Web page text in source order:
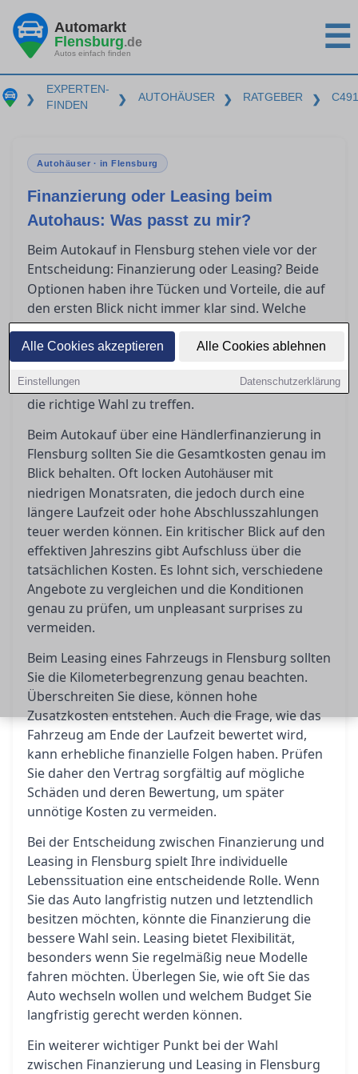
Alle Cookies akzeptieren Alle Cookies ablehnen
Einstellungen Datenschutzerklärung
Automarkt
Flensburg.de
Autos einfach finden ☰
❯
EXPERTEN-
FINDEN
❯ AUTOHÄUSER ❯ RATGEBER ❯
Autohäuser · in Flensburg
Finanzierung oder Leasing beim
Autohaus: Was passt zu mir?
Beim Autokauf in Flensburg stehen viele vor der
Entscheidung: Finanzierung oder Leasing? Beide
Optionen haben ihre Tücken und Vorteile, die auf
den ersten Blick nicht immer klar sind. Welche
Kosten wirklich auf Sie zukommen und welche
Lösung als Privatkunde am meisten Sinn macht,
erfahren Sie hier. Bevor Sie unterschreiben,
sollten Sie genau wissen, worauf es ankommt, um
die richtige Wahl zu treffen.
Beim Autokauf über eine Händlerfinanzierung in
Flensburg sollten Sie die Gesamtkosten genau im
Blick behalten. Oft locken Autohäuser mit
niedrigen Monatsraten, die jedoch durch eine
längere Laufzeit oder hohe Abschlusszahlungen
teuer werden können. Ein kritischer Blick auf den
effektiven Jahreszins gibt Aufschluss über die
tatsächlichen Kosten. Es lohnt sich, verschiedene
Angebote zu vergleichen und die Konditionen
genau zu prüfen, um unpleasant surprises zu
vermeiden.
Beim Leasing eines Fahrzeugs in Flensburg sollten
Sie die Kilometerbegrenzung genau beachten.
Überschreiten Sie diese, können hohe
Zusatzkosten entstehen. Auch die Frage, wie das
Fahrzeug am Ende der Laufzeit bewertet wird,
kann erhebliche finanzielle Folgen haben. Prüfen
Sie daher den Vertrag sorgfältig auf mögliche
Schäden und deren Bewertung, um später
unnötige Kosten zu vermeiden.
Bei der Entscheidung zwischen Finanzierung und
Leasing in Flensburg spielt Ihre individuelle
Lebenssituation eine entscheidende Rolle. Wenn
Sie das Auto langfristig nutzen und letztendlich
besitzen möchten, könnte die Finanzierung die
bessere Wahl sein. Leasing bietet Flexibilität,
besonders wenn Sie regelmäßig neue Modelle
fahren möchten. Überlegen Sie, wie oft Sie das
Auto wechseln wollen und welchem Budget Sie
langfristig gerecht werden können.
Ein weiterer wichtiger Punkt bei der Wahl
zwischen Finanzierung und Leasing in Flensburg